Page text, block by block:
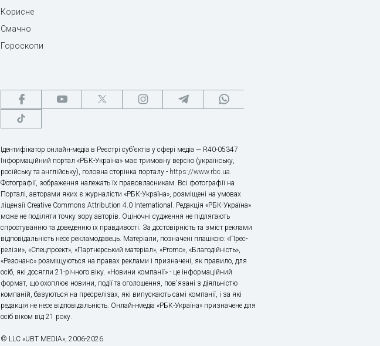
Корисне
Смачно
Гороскопи
Ідентифікатор онлайн-медіа в Реєстрі суб’єктів у сфері медіа — R40-05347
Інформаційний портал «РБК-Україна» має тримовну версію (українську,
російську та англійську), головна сторінка порталу - https://www.rbc.ua.
Фотографії, зображення належать їх правовласникам. Всі фотографії на
Порталі, авторами яких є журналісти «РБК-Україна», розміщені на умовах
ліцензії Creative Commons Attribution 4.0 International. Редакція «РБК-Україна»
може не поділяти точку зору авторів. Оціночні судження не підлягають
спростуванню та доведенню їх правдивості. За достовірність та зміст реклами
відповідальність несе рекламодавець. Матеріали, позначені плашкою: «Прес-
релізи», «Спецпроект», «Партнерський матеріал», «Promo», «Благодійність»,
«Резонанс» розміщуються на правах реклами і призначені, як правило, для
осіб, які досягли 21-річного віку. «Новини компанії» - це інформаційний
формат, що охоплює новини, події та оголошення, пов'язані з діяльністю
компаній, базуються на пресрелізах, які випускають самі компанії, і за які
редакція не несе відповідальність. Онлайн-медіа «РБК-Україна» призначене для
осіб віком від 21 року.
© LLC «UBT MEDIA», 2006-2026.